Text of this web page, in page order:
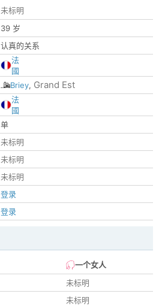
未标明
39 岁
认真的关系
法
國
Briey, Grand Est
法
國
单
未标明
未标明
未标明
登录
登录
一个女人
未标明
未标明